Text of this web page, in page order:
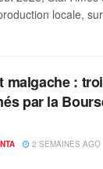
locale,
malgache :
par la
2 SEMAINES AGO